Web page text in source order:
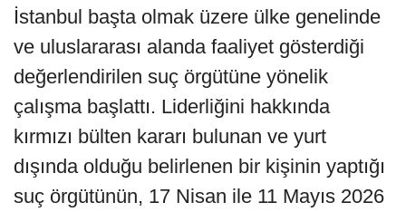
İstanbul başta olmak üzere ülke genelinde
ve uluslararası alanda faaliyet gösterdiği
değerlendirilen suç örgütüne yönelik
çalışma başlattı. Liderliğini hakkında
kırmızı bülten kararı bulunan ve yurt
dışında olduğu belirlenen bir kişinin yaptığı
suç örgütünün, 17 Nisan ile 11 Mayıs 2026